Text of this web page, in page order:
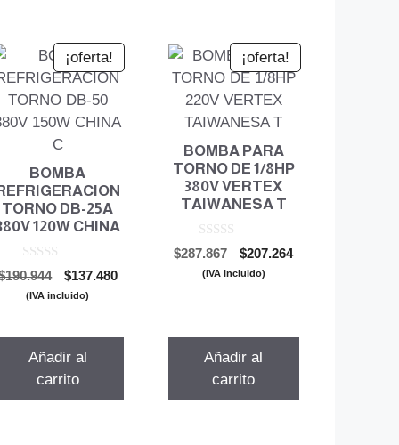
¡oferta!
BOMBA
TORNO DB-25A
120W CHINA
0
d
e
190.944
El
precio
$190.944.
$137.480El
(IVA incluido)
Añadir al
carrito
¡oferta!
BOMBA PARA
TORNO DE 1/8HP
380V VERTEX
TAIWANESA T
0
d
e
$287.867
El
precio
$207.264El
(IVA incluido)
Añadir al
carrito